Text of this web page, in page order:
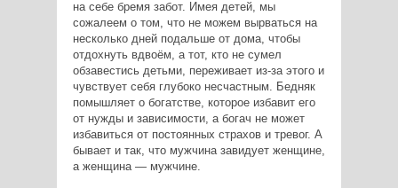
на себе бремя забот. Имея детей, мы
сожалеем о том, что не можем вырваться на
несколько дней подальше от дома, чтобы
отдохнуть вдвоём, а тот, кто не сумел
обзавестись детьми, переживает из-за этого и
чувствует себя глубоко несчастным. Бедняк
помышляет о богатстве, которое избавит его
от нужды и зависимости, а богач не может
избавиться от постоянных страхов и тревог. А
бывает и так, что мужчина завидует женщине,
а женщина — мужчине.